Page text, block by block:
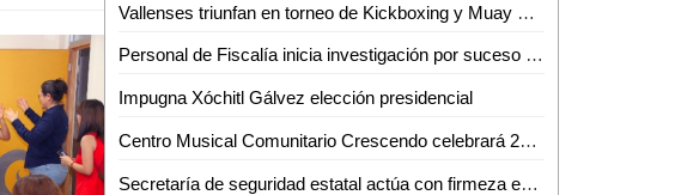
Vallenses triunfan en torneo de Kickboxing y Muay Thai "Huasteca Kombat"
Personal de Fiscalía inicia investigación por suceso en Tamuín, SLP
Impugna Xóchitl Gálvez elección presidencial
Centro Musical Comunitario Crescendo celebrará 2° aniversario con concierto en Valles
Secretaría de seguridad estatal actúa con firmeza en el combate a la delincuencia